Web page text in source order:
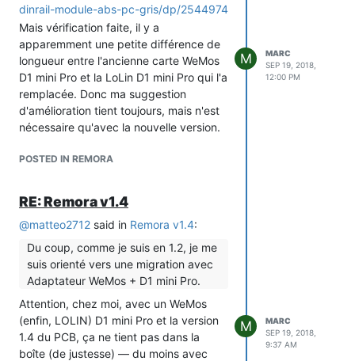
dinrail-module-abs-pc-gris/dp/2544974
Mais vérification faite, il y a
apparemment une petite différence de
longueur entre l'ancienne carte WeMos
D1 mini Pro et la LoLin D1 mini Pro qui l'a
remplacée. Donc ma suggestion
d'amélioration tient toujours, mais n'est
nécessaire qu'avec la nouvelle version.
POSTED IN REMORA
M
MARC
SEP 19, 2018,
12:00 PM
RE: Remora v1.4
@matteo2712 said in Remora v1.4:
Du coup, comme je suis en 1.2, je me
suis orienté vers une migration avec
Adaptateur WeMos + D1 mini Pro.
Attention, chez moi, avec un WeMos
(enfin, LOLIN) D1 mini Pro et la version
1.4 du PCB, ça ne tient pas dans la
boîte (de justesse) — du moins avec
M
MARC
SEP 19, 2018,
9:37 AM